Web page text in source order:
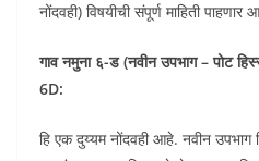
नोंदवही) विषयीची संपूर्ण माहिती पाहणार
गाव नमुना ६-ड (नवीन उपभाग – पोट
6D:
हि एक दुय्यम नोंदवही आहे. नवीन उपभाग